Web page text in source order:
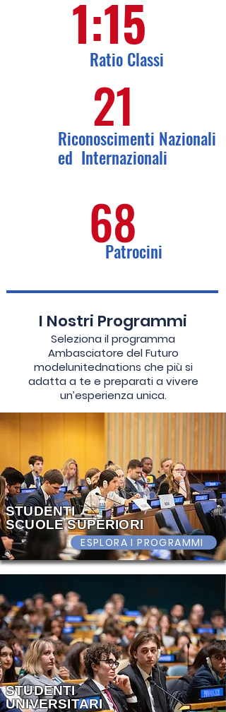
1:15
Ratio Classi
21
Riconoscimenti Nazionali
ed Internazionali
68
Patrocini
I Nostri Programmi
Seleziona il programma
Ambasciatore del Futuro
modelunitednations che più si
adatta a te e preparati a vivere
un’esperienza unica.
STUDENTI
SCUOLE SUPERIORI
ESPLORA I PROGRAMMI
STUDENTI
UNIVERSITARI